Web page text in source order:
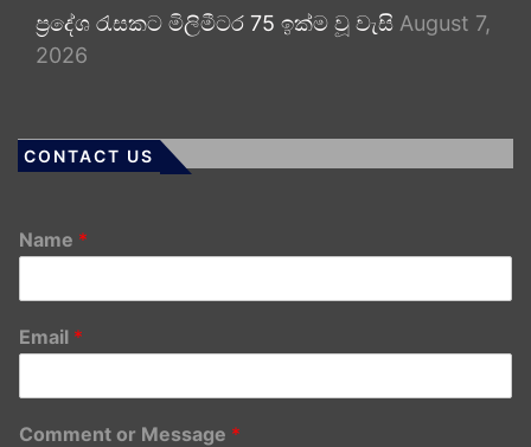
ප්‍රදේශ රැසකට මිලිමීටර 75 ඉක්ම වූ වැසි August 7,
2026
CONTACT US
Name *
Email *
Comment or Message *